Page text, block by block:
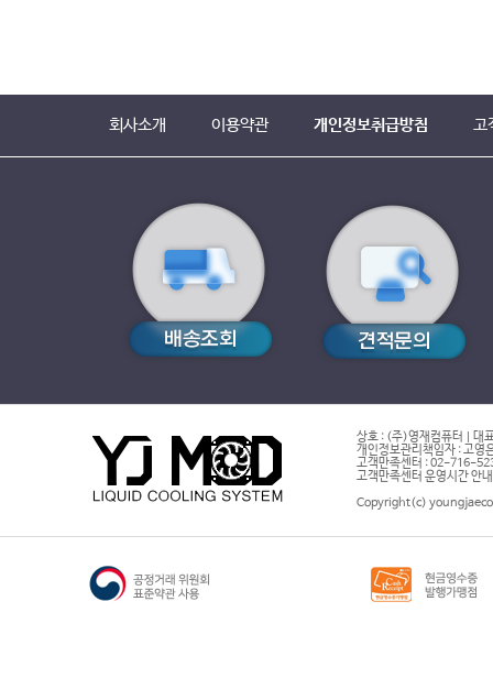
회사소개 이용약관 개인정보취급방침 고
상호 : (주)영재컴퓨터 | 대
개인정보관리책임자 : 고영
고객만족센터 : 02-716-
고객만족센터 운영시간 안
Copyright(c)